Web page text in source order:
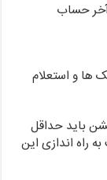
حساب
ها و استعلام
باید حداقل
راه اندازی این